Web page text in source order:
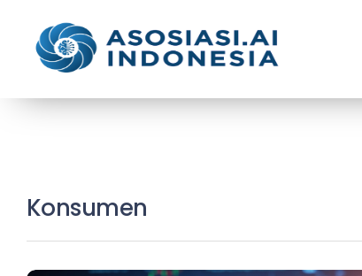
Konsumen